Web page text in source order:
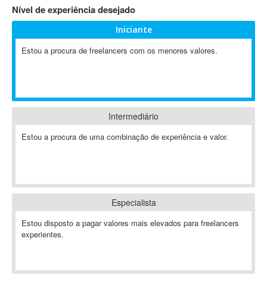
A&P
A-GPS
A2Billing
AAUS Scientific Diver
Abaqus
ABIS
Ableton Push
Abstract
Abstract Window Toolkit (AWT)
Absynth
AC3
Nível de experiência desejado
Iniciante
Estou a procura de freelancers com os menores valores.
Intermediário
Estou a procura de uma combinação de experiência e valor.
Especialista
Estou disposto a pagar valores mais elevados para freelancers
experientes.